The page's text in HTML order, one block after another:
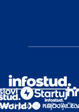
ti pružao najbolje